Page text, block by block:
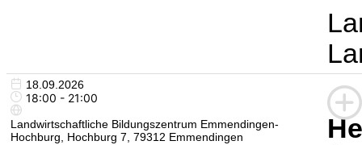
18.09.2026
18:00 - 21:00
Landwirtschaftliche Bildungszentrum Emmendingen-
Hochburg, Hochburg 7, 79312 Emmendingen